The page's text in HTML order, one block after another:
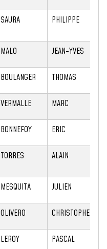
SAURA PHILIPPE
MALO JEAN-YVES
BOULANGER THOMAS
VERMALLE MARC
BONNEFOY ERIC
TORRES ALAIN
MESQUITA JULIEN
OLIVERO CHRISTOPHE
LEROY PASCAL